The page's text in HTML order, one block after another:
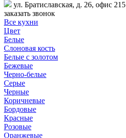
ул. Братиславская, д. 26, офис 215
заказать звонок
Все кухни
Цвет
Белые
Слоновая кость
Белые с золотом
Бежевые
Черно-белые
Серые
Черные
Коричневые
Бордовые
Красные
Розовые
Оранжевые